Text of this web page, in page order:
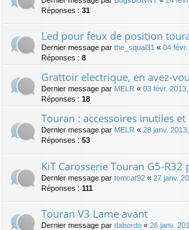
Réponses : 31
Led pour feux de position
Dernier message par the_squal31 « 04 févr.
Réponses : 8
Grattoir electrique, en avez-
Dernier message par MELR « 03 févr.
Réponses : 18
Touran : accessoires inutiles
Dernier message par MELR « 28 janv.
Réponses : 53
KiT Carosserie Touran G5-R32
Dernier message par tomcat92 « 27 janv.
Réponses : 111
Touran V3 Lame avant
Dernier message par dabordo « 26 janv.